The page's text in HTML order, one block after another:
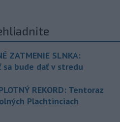
ZATMENIE SLNKA:
sa bude dať v stredu
REKORD: Tentoraz
Plachtinciach